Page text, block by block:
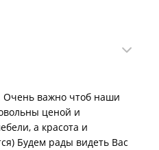
Очень важно чтоб наши
ценой и
а красота и
Будем рады видеть Вас